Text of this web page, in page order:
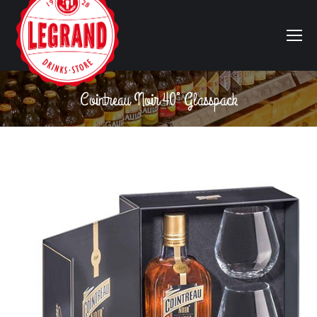
Cointreau Noir 40° Glasspack
Vous êtes ici :